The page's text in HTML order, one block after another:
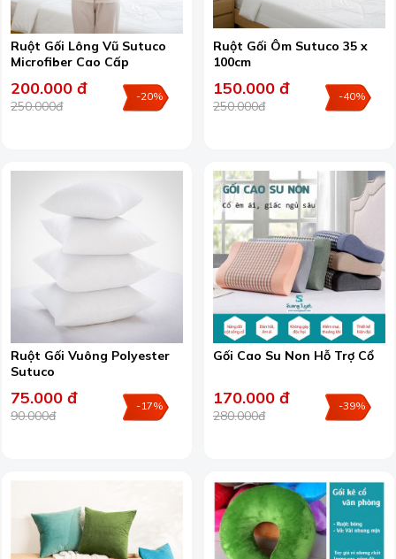
Ruột Gối Lông Vũ Sutuco
Microfiber Cao Cấp
200.000 đ
250.000đ
-20%
Ruột Gối Ôm Sutuco 35 x
100cm
150.000 đ
250.000đ
-40%
Ruột Gối Vuông Polyester
Sutuco
75.000 đ
90.000đ
-17%
Gối Cao Su Non Hỗ Trợ Cổ
170.000 đ
280.000đ
-39%